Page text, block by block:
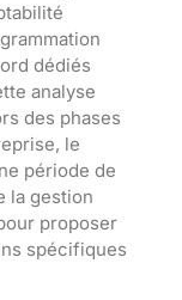
dédiés
analyse
des phases
le
période de
la gestion
proposer
spécifiques